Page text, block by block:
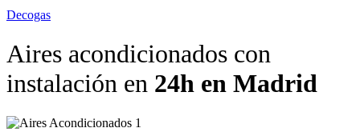
Decogas
Aires acondicionados con
instalación en 24h en Madrid